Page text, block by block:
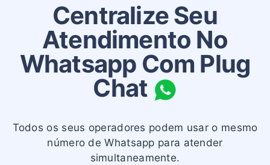
Centralize Seu
Atendimento No
Whatsapp Com Plug
Chat
Todos os seus operadores podem usar o mesmo
número de Whatsapp para atender
simultaneamente.